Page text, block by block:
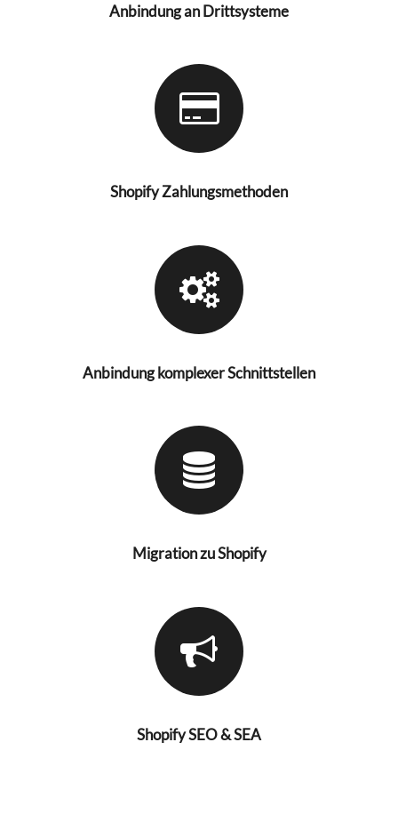
Anbindung an Drittsysteme
Shopify Zahlungsmethoden
Anbindung komplexer Schnittstellen
Migration zu Shopify
Shopify SEO & SEA